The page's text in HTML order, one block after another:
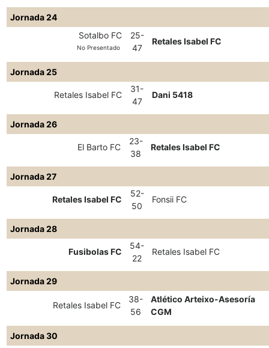
Jornada 24
Sotalbo FC
No Presentado
25-
47
Retales Isabel FC
Jornada 25
Retales Isabel FC
31-
47
Dani 5418
Jornada 26
El Barto FC
23-
38
Retales Isabel FC
Jornada 27
Retales Isabel FC
52-
50
Fonsii FC
Jornada 28
Fusibolas FC
54-
22
Retales Isabel FC
Jornada 29
Retales Isabel FC
38-
56
Atlético Arteixo-Asesoría
CGM
Jornada 30